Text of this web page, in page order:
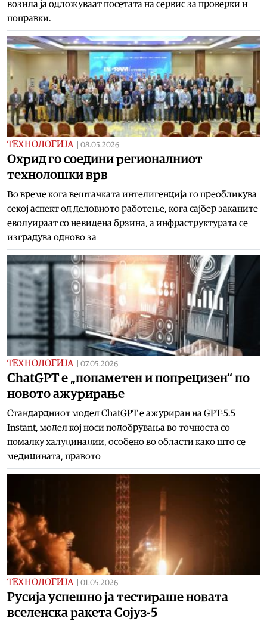
возила ја одложуваат посетата на сервис за проверки и
поправки.
ТЕХНОЛОГИЈА 08.05.2026
Охрид го соедини регионалниот
технолошки врв
Во време кога вештачката интелигенција го преобликува
секој аспект од деловното работење, кога сајбер заканите
еволуираат со невидена брзина, а инфраструктурата се
изградува одново за
ТЕХНОЛОГИЈА 07.05.2026
ChatGPT е „попаметен и попрецизен“ по
новото ажурирање
Стандардниот модел ChatGPT е ажуриран на GPT-5.5
Instant, модел кој носи подобрувања во точноста со
помалку халуцинации, особено во области како што се
медицината, правото
ТЕХНОЛОГИЈА 01.05.2026
Русија успешно ја тестираше новата
вселенска ракета Сојуз-5